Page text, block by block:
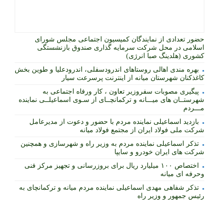
حضور تعدادی از نمایندگان کمیسیون اجتماعی مجلس شورای
اسلامی در محل شرکت سرمایه گذاری صندوق بازنشستگی
کشوری (هلدینگ صبا انرژی)
بهره مندی اهالی روستاهای اندرودسفلی، اندرودعلیا و طوین بخش
کاغذکنان شهرستان میانه از اینترنت پرسرعت سیار
پیگیری مصوبات سفروزیر تعاون ، کار ورفاه اجتماعی به
شهرستــان های میـــانه و ترکمانچــای از سـوی اسماعیلــی نماینده
مـــردم
بازدید اسماعیلی نماینده مردم با حضور و دعوت از مدیرعامل
شرکت ملی فولاد ایران از مجتمع فولاد میانه
تذکر اسماعیلی نماینده مردم به وزیر راه و شهرسازی و همچنین
شرکت های ایران خودرو و سایپا
اختصاص ۱۰۰ میلیارد ریال برای بروزرسانی و تجهیز مرکز فنی
وحرفه ای میانه
تذکر شفاهی مهدی اسماعیلی نماینده مردم میانه و ترکمانچای به
رئیس جمهور و وزیر راه